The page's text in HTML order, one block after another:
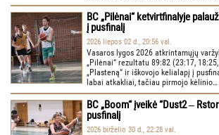
BC „Pilėnai“ ketvirtfinalyje
į pusfinalį
2026 liepos 02 d., 20:56 val.
Vasaros lygos 2026 atkrintamųjų
„Pilėnai“ rezultatu 89:82 (23:17,
„Plasteną“ ir iškovojo kelialapį į
labai atkakliai, tačiau pirmojo kėlinio…
BC „Boom“ įveikė “Dust2 ‒
pusfinalį
2026 birželio 30 d., 22:28 val.